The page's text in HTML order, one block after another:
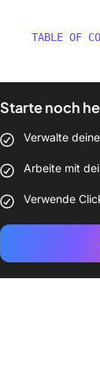
TABLE OF
Starte noch
Verwalte
Arbeite mit
Verwende